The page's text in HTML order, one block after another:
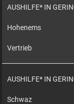
AUSHILFE* IN
Hohenems
Vertrieb
AUSHILFE* IN
Schwaz